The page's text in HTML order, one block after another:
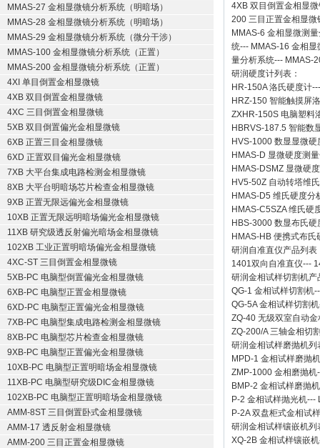
MMAS-27 金相显微镜分析系统（明暗场）
MMAS-28 金相显微镜分析系统（明暗场）
MMAS-29 金相显微镜分析系统（微分干涉）
MMAS-100 金相显微镜分析系统（正置）
MMAS-200 金相显微镜分析系统（正置）
4XI 单目倒置金相显微镜
4XB 双目倒置金相显微镜
4XC 三目倒置金相显微镜
5XB 双目倒置偏光金相显微镜
6XB 正置三目金相显微镜
6XD 正置双目偏光金相显微镜
7XB 大平台集成电路检测金相显微镜
8XB 大平台明暗场芯片检查金相显微镜
9XB 正置无限远偏光金相显微镜
10XB 正置无限远明暗场偏光金相显微镜
11XB 研究级透反射偏光暗场金相显微镜
102XB 工业正置明暗场偏光金相显微镜
4XC-ST 三目倒置金相显微镜
5XB-PC 电脑型倒置偏光金相显微镜
6XB-PC 电脑型正置金相显微镜
6XD-PC 电脑型正置偏光金相显微镜
7XB-PC 电脑型集成电路检测金相显微镜
8XB-PC 电脑型芯片检查金相显微镜
9XB-PC 电脑型正置偏光金相显微镜
10XB-PC 电脑型正置明暗场金相显微镜
11XB-PC 电脑型研究级DIC金相显微镜
102XB-PC 电脑型正置明暗场金相显微镜
AMM-8ST 三目倒置卧式金相显微镜
AMM-17 透反射金相显微镜
AMM-200 三目正置金相显微镜
4XB 双目倒置金相显
200 三目正置金相显微
MMAS-6 金相显微测
统--- MMAS-16 金相显
量分析系统--- MMAS-
研润硬度计列表：
HR-150A 洛氏硬度计
HRZ-150 智能触摸屏
ZXHR-150S 电脑塑料
HBRVS-187.5 智能数
HVS-1000 数显显微硬
HMAS-D 显微硬度测
HMAS-DSMZ 显微硬
HV5-50Z 自动转塔维
HMAS-D5 维氏硬度分
HMAS-C5SZA 维氏硬
HBS-3000 数显布氏硬
HMAS-HB 便携式布氏
研润自准直仪产品列表
1401双向自准直仪---
研润金相试样切割机产
QG-1 金相试样切割机
QG-5A 金相试样切割机
ZQ-40 无级双室自动金
ZQ-200/A 三轴金相切
研润金相试样磨抛机列
MPD-1 金相试样磨抛机
ZMP-1000 金相磨抛机
BMP-2 金相试样磨抛机
P-2 金相试样抛光机---
P-2A 双盘柜式金相试
研润金相试样镶嵌机列
XQ-2B 金相试样镶嵌机